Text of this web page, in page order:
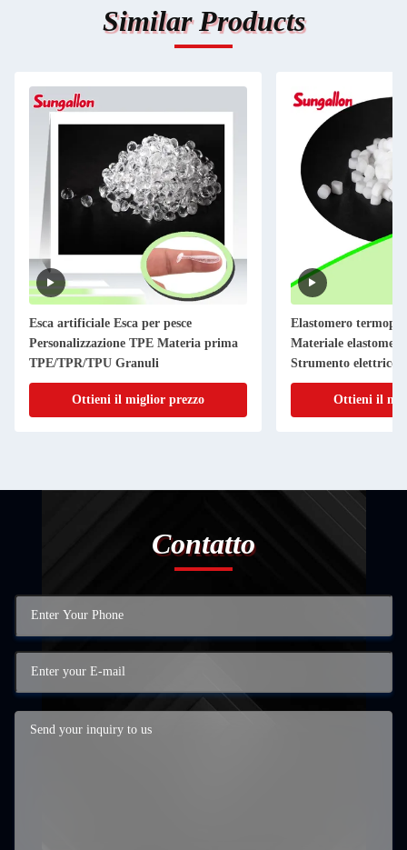
Similar Products
Esca artificiale Esca per pesce
Personalizzazione TPE Materia prima
TPE/TPR/TPU Granuli
Ottieni il miglior prezzo
Elastomero
Materiale
Strumento elettrico
antiscivolo
Ottieni il
Contatto